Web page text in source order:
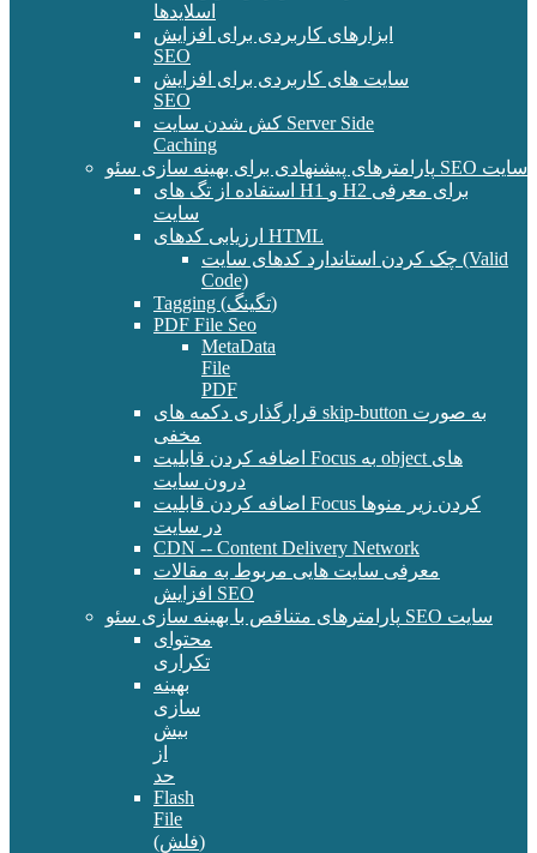
اسلایدها
ابزارهای کاربردی برای افزایش
SEO
سایت های کاربردی برای افزایش
SEO
کش شدن سایت Server Side
Caching
پارامترهای پیشنهادی برای بهینه سازی سئو SEO سایت
استفاده از تگ های H1 و H2 برای معرفی
سایت
ارزیابی کدهای HTML
چک کردن استاندارد کدهای سایت (Valid
Code)
Tagging (تگینگ)
PDF File Seo
MetaData
File
PDF
قرارگذاری دکمه های skip-button به صورت
مخفی
اضافه کردن قابلیت Focus به object های
درون سایت
اضافه کردن قابلیت Focus کردن زیر منوها
در سایت
CDN -- Content Delivery Network
معرفی سایت هایی مربوط به مقالات
افزایش SEO
پارامترهای متناقص با بهینه سازی سئو SEO سایت
محتوای
تکراری
بهینه
سازی
بیش
از
حد
Flash
File
(فلش)